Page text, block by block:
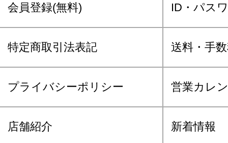
会員登録(無料) ID・パス
特定商取引法表記 送料・手
プライバシーポリシー 営業カレ
店舗紹介 新着情報